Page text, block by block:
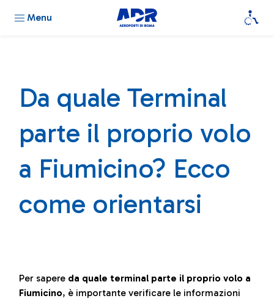
Menu
Da quale Terminal
parte il proprio volo
a Fiumicino? Ecco
come orientarsi
Per sapere da quale terminal parte il proprio volo a
Fiumicino, è importante verificare le informazioni